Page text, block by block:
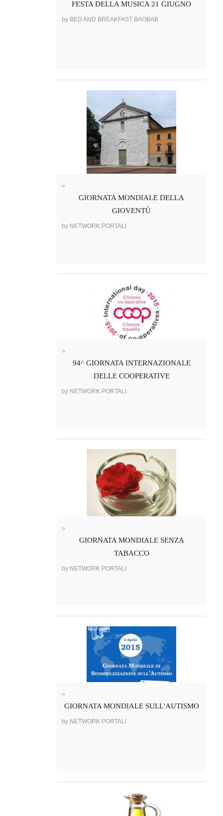
FESTA DELLA MUSICA 21 GIUGNO
by BED AND BREAKFAST BAOBAB
>
GIORNATA MONDIALE DELLA
GIOVENTÙ
by NETWORK PORTALI
>
94^ GIORNATA INTERNAZIONALE
DELLE COOPERATIVE
by NETWORK PORTALI
>
GIORNATA MONDIALE SENZA
TABACCO
by NETWORK PORTALI
>
GIORNATA MONDIALE SULL'AUTISMO
by NETWORK PORTALI